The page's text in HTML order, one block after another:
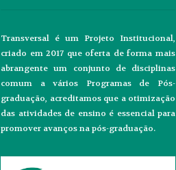
Transversal é um Projeto Institucional,
criado em 2017 que oferta de forma mais
abrangente um conjunto de disciplinas
comum a vários Programas de Pós-
graduação, acreditamos que a otimização
das atividades de ensino é essencial para
promover avanços na pós-graduação.